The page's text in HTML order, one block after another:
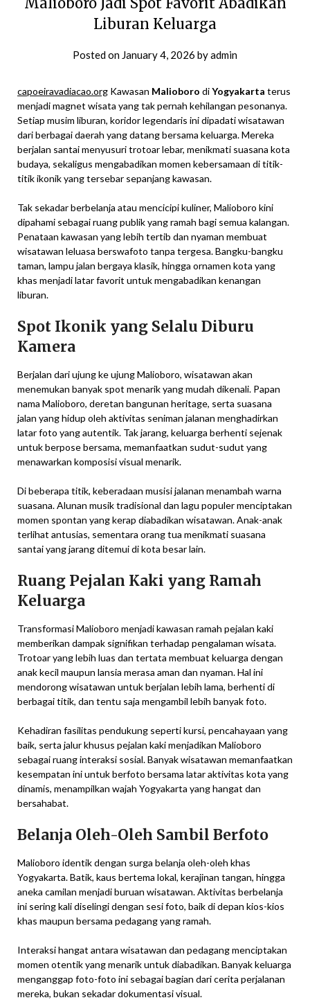
Liburan Keluarga
Posted on January 4, 2026 byadmin
capoeiravadiacao.org Kawasan Malioboro diYogyakarta terus
menjadi magnet wisata yang tak pernah kehilangan pesonanya.
Setiap musim liburan, koridor legendaris ini dipadati wisatawan
dari berbagai daerah yang datang bersama keluarga. Mereka
berjalan santai menyusuri trotoar lebar, menikmati suasana kota
budaya, sekaligus mengabadikan momen kebersamaan di titik-
titik ikonik yang tersebar sepanjang kawasan.
Tak sekadar berbelanja atau mencicipi kuliner, Malioboro kini
dipahami sebagai ruang publik yang ramah bagi semua kalangan.
Penataan kawasan yang lebih tertib dan nyaman membuat
wisatawan leluasa berswafoto tanpa tergesa. Bangku-bangku
taman, lampu jalan bergaya klasik, hingga ornamen kota yang
khas menjadi latar favorit untuk mengabadikan kenangan
liburan.
Spot Ikonik yang Selalu Diburu
Kamera
Berjalan dari ujung ke ujung Malioboro, wisatawan akan
menemukan banyak spot menarik yang mudah dikenali. Papan
nama Malioboro, deretan bangunan heritage, serta suasana
jalan yang hidup oleh aktivitas seniman jalanan menghadirkan
latar foto yang autentik. Tak jarang, keluarga berhenti sejenak
untuk berpose bersama, memanfaatkan sudut-sudut yang
menawarkan komposisi visual menarik.
Di beberapa titik, keberadaan musisi jalanan menambah warna
suasana. Alunan musik tradisional dan lagu populer menciptakan
momen spontan yang kerap diabadikan wisatawan. Anak-anak
terlihat antusias, sementara orang tua menikmati suasana
santai yang jarang ditemui di kota besar lain.
Ruang Pejalan Kaki yang Ramah
Keluarga
Transformasi Malioboro menjadi kawasan ramah pejalan kaki
memberikan dampak signifikan terhadap pengalaman wisata.
Trotoar yang lebih luas dan tertata membuat keluarga dengan
anak kecil maupun lansia merasa aman dan nyaman. Hal ini
mendorong wisatawan untuk berjalan lebih lama, berhenti di
berbagai titik, dan tentu saja mengambil lebih banyak foto.
Kehadiran fasilitas pendukung seperti kursi, pencahayaan yang
baik, serta jalur khusus pejalan kaki menjadikan Malioboro
sebagai ruang interaksi sosial. Banyak wisatawan memanfaatkan
kesempatan ini untuk berfoto bersama latar aktivitas kota yang
dinamis, menampilkan wajah Yogyakarta yang hangat dan
bersahabat.
Belanja Oleh-Oleh Sambil Berfoto
Malioboro identik dengan surga belanja oleh-oleh khas
Yogyakarta. Batik, kaus bertema lokal, kerajinan tangan, hingga
aneka camilan menjadi buruan wisatawan. Aktivitas berbelanja
ini sering kali diselingi dengan sesi foto, baik di depan kios-kios
khas maupun bersama pedagang yang ramah.
Interaksi hangat antara wisatawan dan pedagang menciptakan
momen otentik yang menarik untuk diabadikan. Banyak keluarga
menganggap foto-foto ini sebagai bagian dari cerita perjalanan
mereka, bukan sekadar dokumentasi visual.